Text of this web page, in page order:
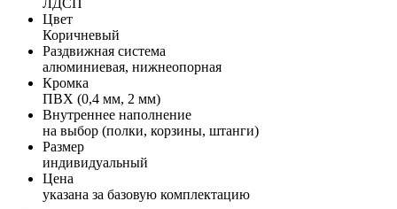
Цвет
Коричневый
Раздвижная система
алюминиевая, нижнеопорная
Кромка
ПВХ (0,4 мм, 2 мм)
Внутреннее наполнение
на выбор (полки, корзины, штанги)
Размер
индивидуальный
Цена
указана за базовую комплектацию